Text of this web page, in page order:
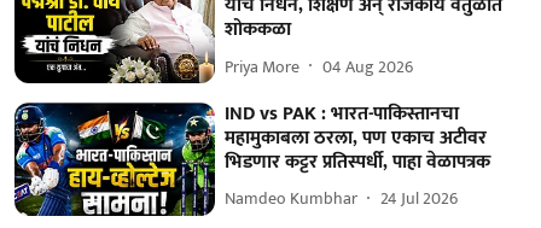
शोककळा
Priya More 04 Aug 2026
IND vs PAK : भारत-पाकिस्तानचा
महामुकाबला ठरला, पण एकाच अटीवर
भिडणार कट्टर प्रतिस्पर्धी, पाहा वेळापत्रक
Namdeo Kumbhar 24 Jul 2026